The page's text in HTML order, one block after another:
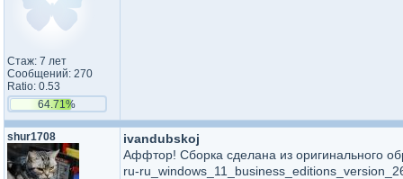
Стаж: 7 лет
Сообщений: 270
Ratio: 0.53
64.71%
shur1708
ivandubskoj
Аффтор! Сборка сделана из оригинального
ru-